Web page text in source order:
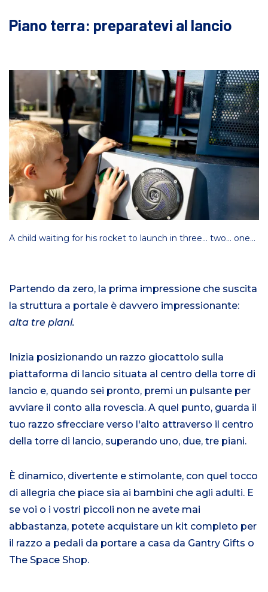
Piano terra: preparatevi al lancio
A child waiting for his rocket to launch in three… two… one…
Partendo da zero, la prima impressione che suscita
la struttura a portale è davvero impressionante:
alta tre piani.
Inizia posizionando un razzo giocattolo sulla
piattaforma di lancio situata al centro della torre di
lancio e, quando sei pronto, premi un pulsante per
avviare il conto alla rovescia. A quel punto, guarda il
tuo razzo sfrecciare verso l'alto attraverso il centro
della torre di lancio, superando uno, due, tre piani.
È dinamico, divertente e stimolante, con quel tocco
di allegria che piace sia ai bambini che agli adulti. E
se voi o i vostri piccoli non ne avete mai
abbastanza, potete acquistare un kit completo per
il razzo a pedali da portare a casa da Gantry Gifts o
The Space Shop.